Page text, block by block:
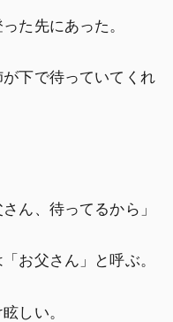
た先にあった。
下で待っていてくれ
ん、待ってるから」
お父さん」と呼ぶ。
しい。